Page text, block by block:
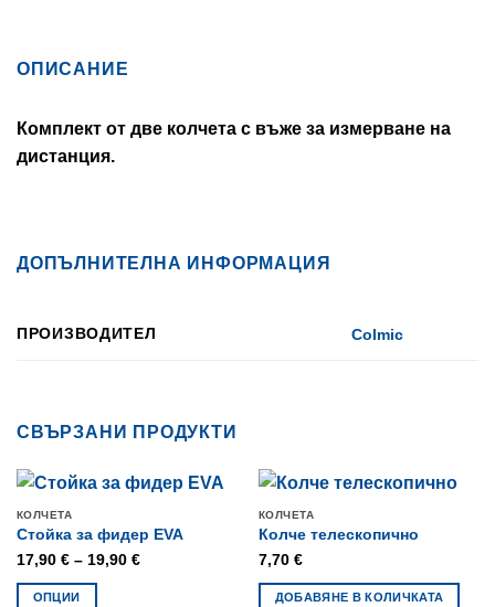
ОПИСАНИЕ
Комплект от две колчета с въже за измерване на
дистанция.
ДОПЪЛНИТЕЛНА ИНФОРМАЦИЯ
ПРОИЗВОДИТЕЛ Colmic
СВЪРЗАНИ ПРОДУКТИ
КОЛЧЕТА
Стойка за фидер EVA
17,90 € – 19,90 €Price
ОПЦИИ
КОЛЧЕТА
Колче телескопично
7,70 €
ДОБАВЯНЕ В КОЛИЧКАТА